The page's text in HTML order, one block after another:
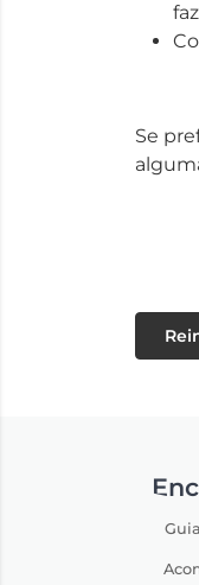
Se